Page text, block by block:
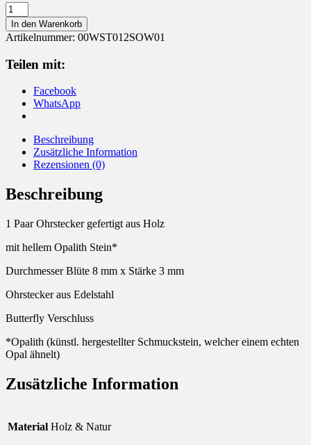
Ohrstecker
Holz
Blumen
Ohrringe
Opalith
Menge
In den Warenkorb
Artikelnummer: 00WST012SOW01
Teilen mit:
Facebook
WhatsApp
Beschreibung
Zusätzliche Information
Rezensionen (0)
Beschreibung
1 Paar Ohrstecker gefertigt aus Holz
mit hellem Opalith Stein*
Durchmesser Blüte 8 mm x Stärke 3 mm
Ohrstecker aus Edelstahl
Butterfly Verschluss
*Opalith (künstl. hergestellter Schmuckstein, welcher einem echten
Opal ähnelt)
Zusätzliche Information
Material Holz & Natur